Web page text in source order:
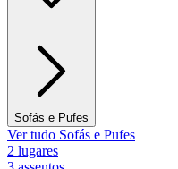
Sofás e Pufes
Ver tudo Sofás e Pufes
2 lugares